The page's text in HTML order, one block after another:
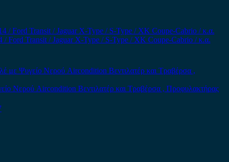
Ford Transit / Jaguar X-Type / S-Type / XK Coupe-Cabrio / κ.α.
Νερού Aircondition Βεντιλατέρ και Τραβέρσα , Προφυλακτήρας